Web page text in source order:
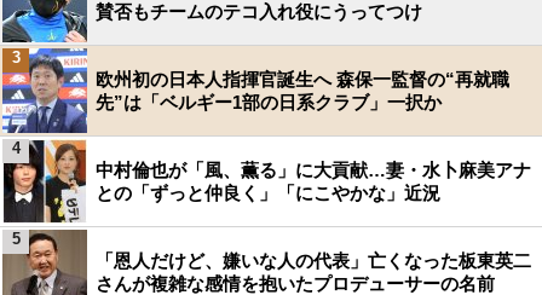
賛否もチームのテコ入れ役にうってつけ
欧州初の日本人指揮官誕生へ 森保一監督の“再就職
先”は「ベルギー1部の日系クラブ」一択か
3
中村倫也が「風、薫る」に大貢献…妻・水卜麻美アナ
との「ずっと仲良く」「にこやかな」近況
4
「恩人だけど、嫌いな人の代表」亡くなった板東英二
さんが複雑な感情を抱いたプロデューサーの名前
5